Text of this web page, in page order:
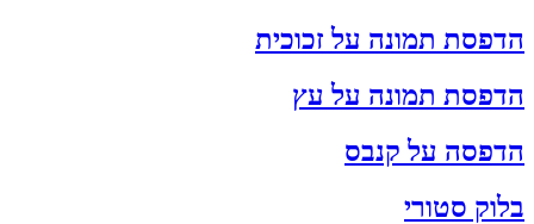
הדפסת תמונה על זכוכית
הדפסת תמונה על עץ
הדפסה על קנבס
בלוק סטורי